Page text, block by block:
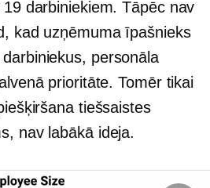
darbiniekiem. Tāpēc nav
kad uzņēmuma īpašnieks
personāla
prioritāte. Tomēr tikai
tiešsaistes
nav labākā ideja.